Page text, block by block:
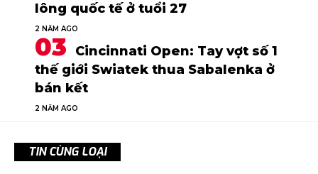
lông quốc tế ở tuổi 27
2 NĂM AGO
Cincinnati Open: Tay vợt số 1
thế giới Swiatek thua Sabalenka ở
bán kết
2 NĂM AGO
TIN CÙNG LOẠI